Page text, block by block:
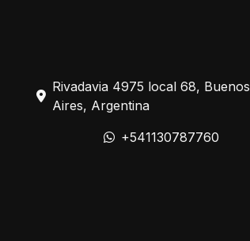
Rivadavia 4975 local 68, Buenos
Aires, Argentina
+541130787760